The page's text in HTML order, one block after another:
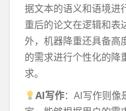
据文本的语义和语境进
重后的论文在逻辑和表
外，机器降重还具备高
的需求进行个性化的降
求。
AI写作：AI写作则像